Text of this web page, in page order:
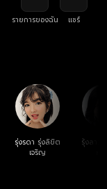
รายการของฉัน
แชร์
รุ่งรดา รุ่งลิขิต
เจริญ
รุ้งลาวั